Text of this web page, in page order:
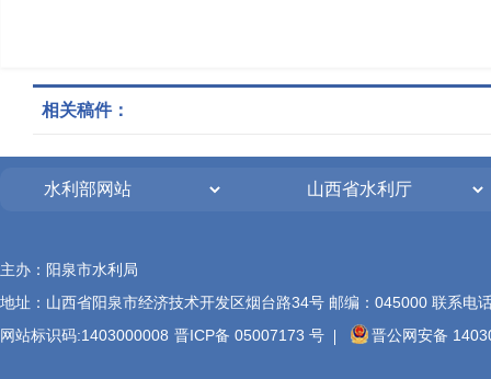
相关稿件：
主办：阳泉市水利局
地址：山西省阳泉市经济技术开发区烟台路34号 邮编：045000 联系电
网站标识码:1403000008 晋ICP备 05007173 号 晋公网安备